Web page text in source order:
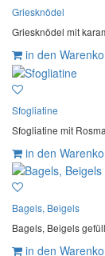
Griesknödel
Griesknödel mit
in den
Sfogliatine
Sfogliatine mit
in den
Bagels, Beigels
Bagels, Beigels
in den